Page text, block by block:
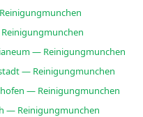
— Reinigungmunchen
— Reinigungmunchen
— Reinigungmunchen
— Reinigungmunchen